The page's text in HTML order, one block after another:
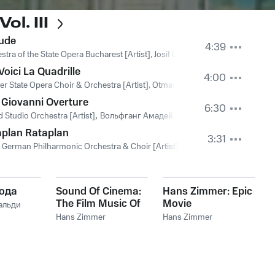
III
Symphony Orchestra [Artist],Ljubljana Choir [Artist]
,Hanspeter Ginuer [Conductor]
Philharmonic Orchestra & Choir [Artist],Walter Langer [Conductor]
of the State Opera Bucharest [Artist], Josif Conta [Conductor]
4:39
La Quadrille
State Opera Choir & Orchestra [Artist], Otmar Suilher [Conductor]
4:00
Overture
Studio Orchestra [Artist], Вольфганг Амадей Моцарт 6:30
Rataplan
German Philharmonic Orchestra & Choir [Artist], Walter Langer
3:31
Sound Of Cinema:
The Film Music Of
Hans Zimmer
Hans Zimmer
Hans Zimmer: Epic
Movie
Soundtracks
Hans Zimmer